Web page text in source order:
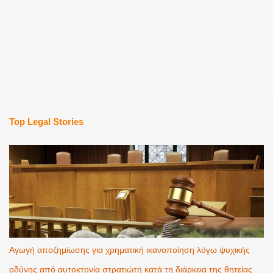
Top Legal Stories
Αγωγή αποζημίωσης για χρηματική ικανοποίηση λόγω ψυχικής
οδύνης από αυτοκτονία στρατιώτη κατά τη διάρκεια της θητείας